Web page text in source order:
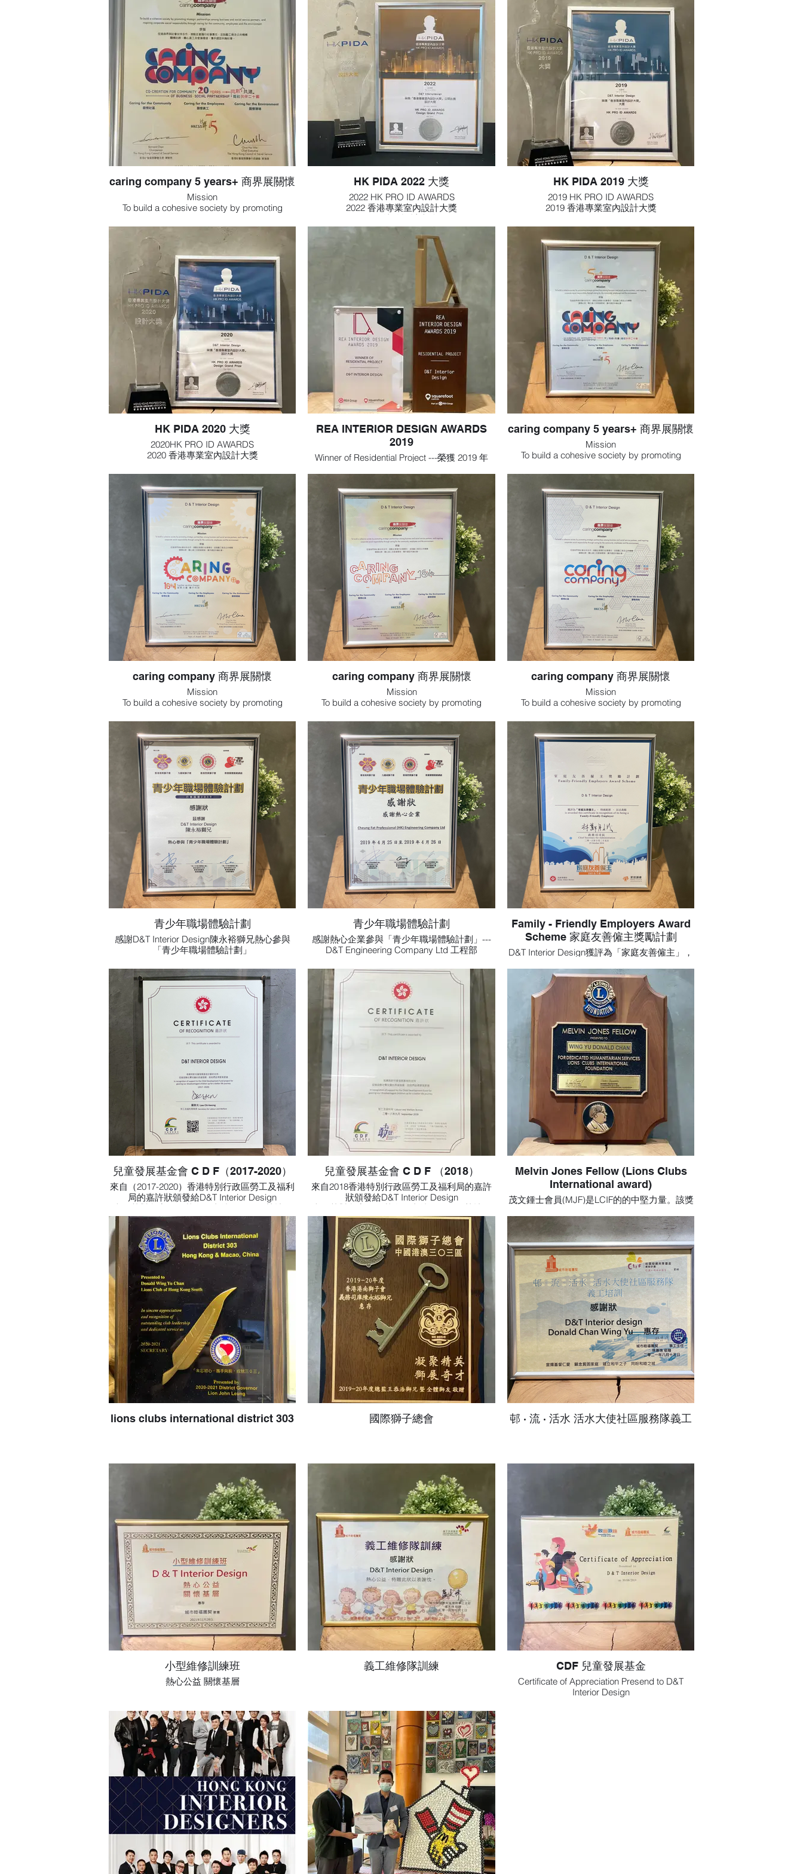
caring company 5 years+ 商界展關懷
Mission
To build a cohesive society by promoting
social service partners, and inspiring corporate
social responsibility through caring for the
community, employees and the environment.
宗旨
促進商界與社會伙伴合作、推動企業履行社會
責任，並鼓勵工商及公共機構關懷社群、關心
員工及愛護環境，攜手建設共融社會。
HK PIDA 2022 大獎
2022 HK PRO ID AWARDS
2022 香港專業室內設計大獎
HK PIDA 2019 大獎
2019 HK PRO ID AWARDS
2019 香港專業室內設計大獎
HK PIDA 2020 大獎
2020HK PRO ID AWARDS
2020 香港專業室內設計大獎
REA INTERIOR DESIGN AWARDS
2019
Winner of Residential Project ---榮獲 2019 年
caring company 5 years+ 商界展關懷
Mission
To build a cohesive society by promoting
social service partners, and inspiring corporate
social responsibility through caring for the
community, employees and the environment.
促進商界與社會伙伴合作、推動企業履行社會
責任，並鼓勵工商及公共機構關懷社群、關心
員工及愛護環境，攜手建設共融社會。
caring company 商界展關懷
Mission
To build a cohesive society by promoting
social service partners, and inspiring corporate
social responsibility through caring for the
community, employees and the environment.
宗旨
促進商界與社會伙伴合作、推動企業履行社會
責任，並鼓勵工商及公共機構關懷社群、關心
員工及愛護環境，攜手建設共融社會。
caring company 商界展關懷
Mission
To build a cohesive society by promoting
social service partners, and inspiring corporate
social responsibility through caring for the
community, employees and the environment.
宗旨
促進商界與社會伙伴合作、推動企業履行社會
責任，並鼓勵工商及公共機構關懷社群、關心
員工及愛護環境，攜手建設共融社會。
caring company 商界展關懷
Mission
To build a cohesive society by promoting
social service partners, and inspiring corporate
social responsibility through caring for the
community, employees and the environment.
促進商界與社會伙伴合作、推動企業履行社會
責任，並鼓勵工商及公共機構關懷社群、關心
員工及愛護環境，攜手建設共融社會。
青少年職場體驗計劃
感謝D&T Interior Design陳永裕獅兄熱心參與
「青少年職場體驗計劃」
青少年職場體驗計劃
感謝熱心企業參與「青少年職場體驗計劃」---
D&T Engineering Company Ltd 工程部
Family - Friendly Employers Award
Scheme 家庭友善僱主獎勵計劃
D&T Interior Design獲評為「家庭友善僱主」，
in recognition of its being a Family - Friendly
Employer
兒童發展基金會 C D F（2017-2020）
來自（2017-2020）香港特別行政區勞工及福利
局的嘉許狀頒發給D&T Interior Design
兒童的長遠發展，助他們走得更高更遠
兒童發展基金會 C D F （2018）
來自2018香港特別行政區勞工及福利局的嘉許
狀頒發給D&T Interior Design
兒童的長遠發展，助他們走得更高更遠
Melvin Jones Fellow (Lions Clubs
International award)
茂文鍾士會員(MJF)是LCIF的的中堅力量。該獎
者。這是對人道主義和我們創始人茂文鍾士之
傳承精神的巨大貢獻。
lions clubs international district 303 國際獅子總會 邨 · 流 · 活水 活水大使社區服務隊義工
小型維修訓練班
熱心公益 關懷基層
義工維修隊訓練 CDF 兒童發展基金
Certificate of Appreciation Presend to D&T
Interior Design